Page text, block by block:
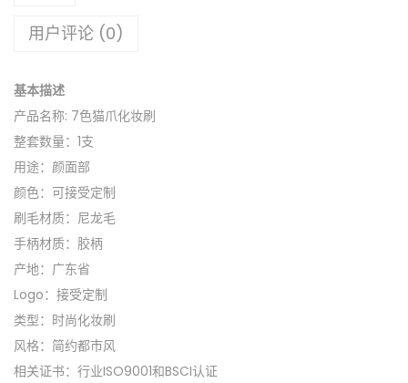
用户评论 (0)
基本描述
产品名称: 7色猫爪化妆刷
整套数量：1支
用途：颜面部
颜色：可接受定制
刷毛材质：尼龙毛
手柄材质：胶柄
产地：广东省
Logo：接受定制
类型：时尚化妆刷
风格：简约都市风
相关证书：行业ISO9001和BSCI认证